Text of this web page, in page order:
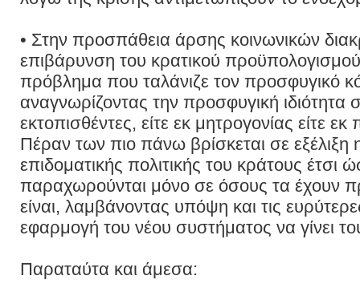
• Στην προσπάθεια άρσης κοινωνικών
επιβάρυνση του κρατικού
πρόβλημα που ταλάνιζε τον προσφυγικό
αναγνωρίζοντας την προσφυγική ιδιότητα
εκτοπισθέντες, είτε εκ μητρογονίας είτε
Πέραν των πιο πάνω βρίσκεται σε
επιδοματικής πολιτικής του κράτους έτσι
παραχωρούνται μόνο σε όσους τα έχουν
είναι, λαμβάνοντας υπόψη και τις
εφαρμογή του νέου συστήματος να γίνει
Παραταύτα και άμεσα: